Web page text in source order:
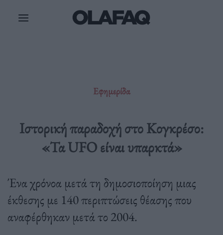
Εφημερίδα
Ιστορική παραδοχή στο Κογκρέσο:
«Τα UFO είναι υπαρκτά»
Ένα χρόνοα μετά τη δημοσιοποίηση μιας
έκθεσης με 140 περιπτώσεις θέασης που
αναφέρθηκαν μετά το 2004.